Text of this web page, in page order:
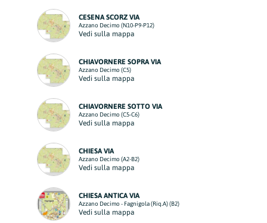
CESENA SCORZ VIA
Azzano Decimo (N10-P9-P12)
Vedi sulla mappa
CHIAVORNERE SOPRA VIA
Azzano Decimo (C5)
Vedi sulla mappa
CHIAVORNERE SOTTO VIA
Azzano Decimo (C5-C6)
Vedi sulla mappa
CHIESA VIA
Azzano Decimo (A2-B2)
Vedi sulla mappa
CHIESA ANTICA VIA
Azzano Decimo - Fagnigola (Riq.A) (B2)
Vedi sulla mappa